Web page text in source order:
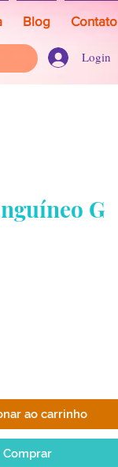
Blog Contato
Login
G
ao carrinho
Comprar